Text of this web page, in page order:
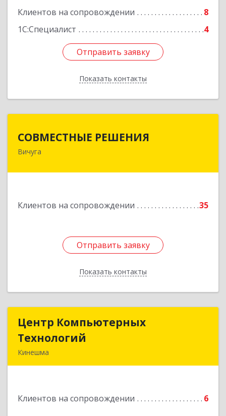
Клиентов на сопровождении
8
1С:Специалист
4
Отправить заявку
Показать контакты
Отправить заявку
Назад
СОВМЕСТНЫЕ РЕШЕНИЯ
Вичуга
Клиентов на сопровождении 35
Отправить заявку
Показать контакты
155331, Ивановская обл, Вичугский р-н, Вичуга
Отправить заявку
Назад
Центр Компьютерных
Технологий
Кинешма
Клиентов на сопровождении 6
Центр Компьютерных
Подробнее